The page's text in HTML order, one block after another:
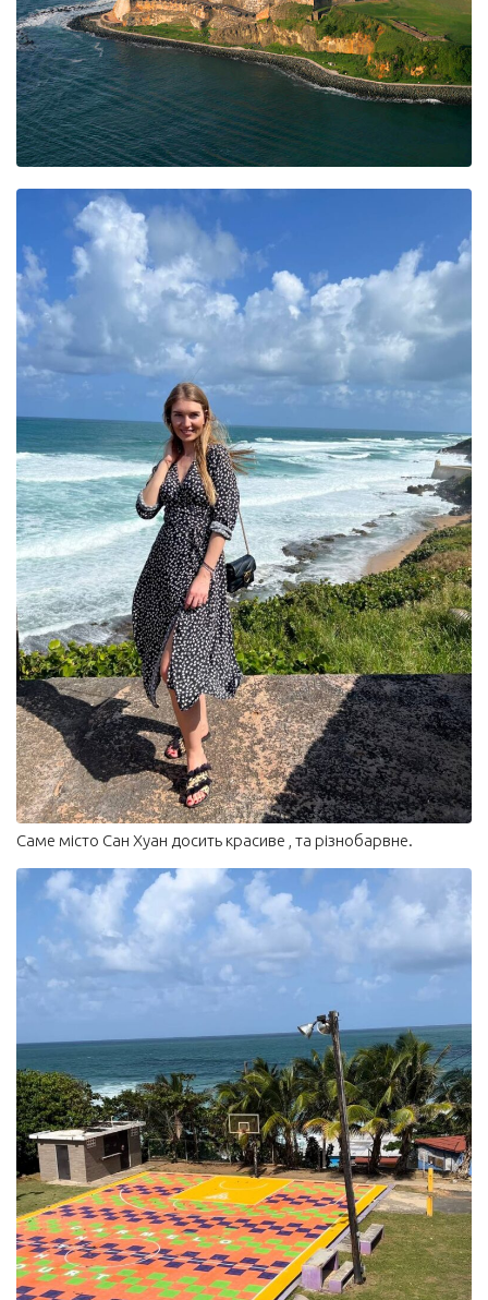
Саме місто Сан Хуан досить красиве , та різнобарвне.